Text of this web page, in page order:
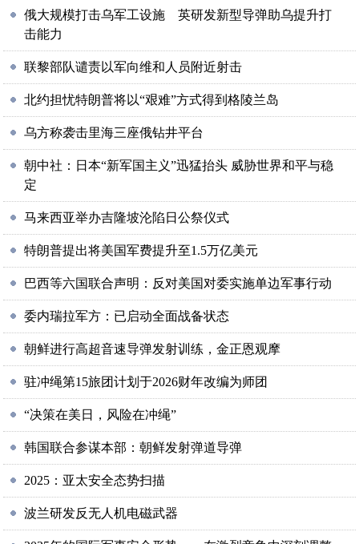
俄大规模打击乌军工设施 英研发新型导弹助乌提升打
击能力
联黎部队谴责以军向维和人员附近射击
北约担忧特朗普将以“艰难”方式得到格陵兰岛
乌方称袭击里海三座俄钻井平台
朝中社：日本“新军国主义”迅猛抬头 威胁世界和平与稳
定
马来西亚举办吉隆坡沦陷日公祭仪式
特朗普提出将美国军费提升至1.5万亿美元
巴西等六国联合声明：反对美国对委实施单边军事行动
委内瑞拉军方：已启动全面战备状态
朝鲜进行高超音速导弹发射训练，金正恩观摩
驻冲绳第15旅团计划于2026财年改编为师团
“决策在美日，风险在冲绳”
韩国联合参谋本部：朝鲜发射弹道导弹
2025：亚太安全态势扫描
波兰研发反无人机电磁武器